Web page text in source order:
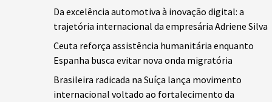
Da excelência automotiva à inovação digital: a
trajetória internacional da empresária Adriene Silva
Ceuta reforça assistência humanitária enquanto
Espanha busca evitar nova onda migratória
Brasileira radicada na Suíça lança movimento
internacional voltado ao fortalecimento da